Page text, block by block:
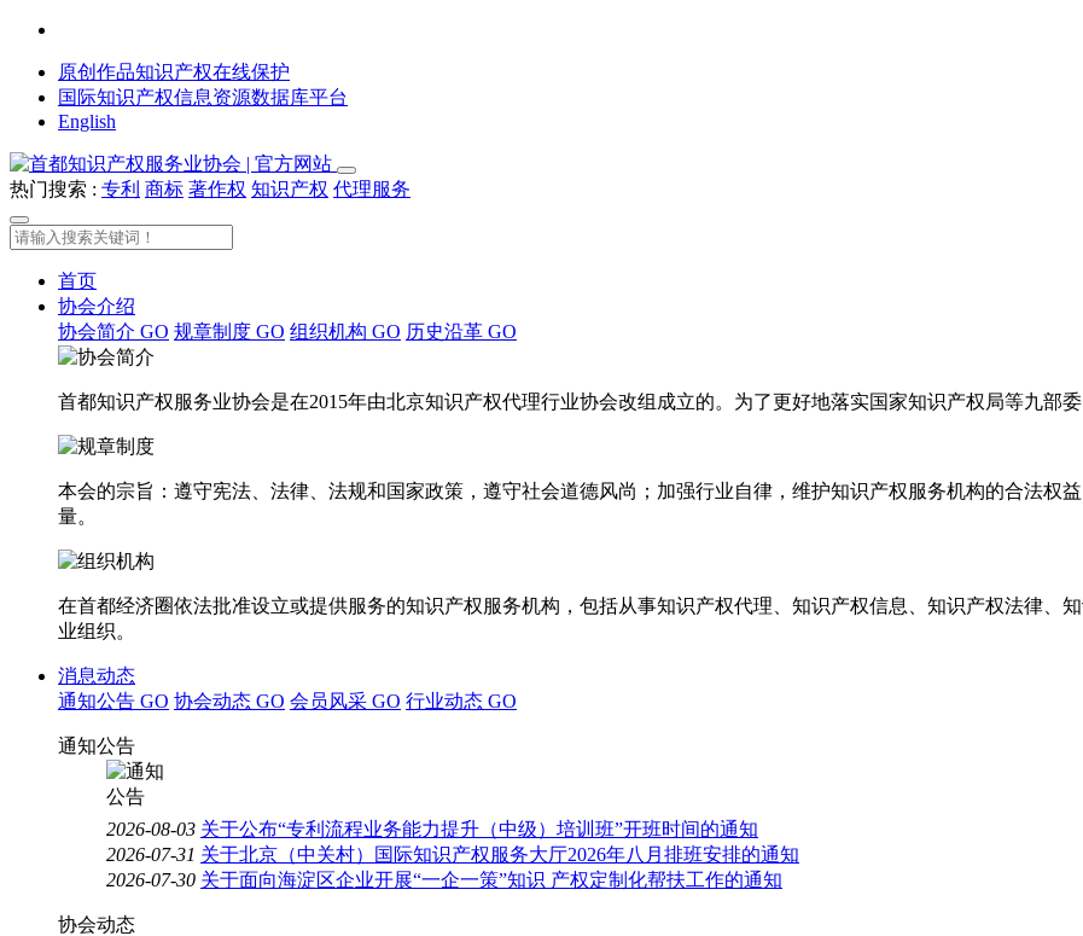
原创作品知识产权在线保护
国际知识产权信息资源数据库平台
English
热门搜索 : 专利 商标 著作权 知识产权 代理服务
首页
协会介绍
协会简介 GO 规章制度 GO 组织机构 GO 历史沿革 GO
首都知识产权服务业协会是在2015年由北京知识产权代理行业协会改组成立的。为了更好地落实国家知识产权局等九
本会的宗旨：遵守宪法、法律、法规和国家政策，遵守社会道德风尚；加强行业自律，维护知识产权服务机构的合法权
量。
在首都经济圈依法批准设立或提供服务的知识产权服务机构，包括从事知识产权代理、知识产权信息、知识产权法律、
业组织。
消息动态
通知公告 GO 协会动态 GO 会员风采 GO 行业动态 GO
通知公告
2026-08-03 关于公布“专利流程业务能力提升（中级）培训班”开班时间的通知
2026-07-31 关于北京（中关村）国际知识产权服务大厅2026年八月排班安排的通知
2026-07-30 关于面向海淀区企业开展“一企一策”知识 产权定制化帮扶工作的通知
协会动态